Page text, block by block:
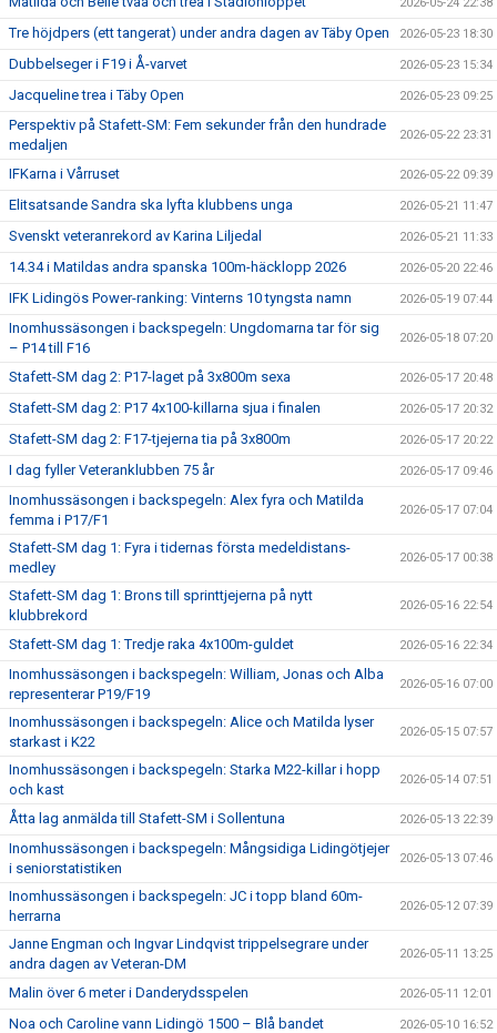
Tre höjdpers (ett tangerat) under andra dagen av Täby Open 2026-05-23 18:30
Dubbelseger i F19 i Å-varvet 2026-05-23 15:34
Jacqueline trea i Täby Open 2026-05-23 09:25
Perspektiv på Stafett-SM: Fem sekunder från den hundrade
medaljen
2026-05-22 23:31
IFKarna i Vårruset 2026-05-22 09:39
Elitsatsande Sandra ska lyfta klubbens unga 2026-05-21 11:47
Svenskt veteranrekord av Karina Liljedal 2026-05-21 11:33
14.34 i Matildas andra spanska 100m-häcklopp 2026 2026-05-20 22:46
IFK Lidingös Power-ranking: Vinterns 10 tyngsta namn 2026-05-19 07:44
Inomhussäsongen i backspegeln: Ungdomarna tar för sig
– P14 till F16
2026-05-18 07:20
Stafett-SM dag 2: P17-laget på 3x800m sexa 2026-05-17 20:48
Stafett-SM dag 2: P17 4x100-killarna sjua i finalen 2026-05-17 20:32
Stafett-SM dag 2: F17-tjejerna tia på 3x800m 2026-05-17 20:22
I dag fyller Veteranklubben 75 år 2026-05-17 09:46
Inomhussäsongen i backspegeln: Alex fyra och Matilda
femma i P17/F1
2026-05-17 07:04
Stafett-SM dag 1: Fyra i tidernas första medeldistans-
medley
2026-05-17 00:38
Stafett-SM dag 1: Brons till sprinttjejerna på nytt
klubbrekord
2026-05-16 22:54
Stafett-SM dag 1: Tredje raka 4x100m-guldet 2026-05-16 22:34
Inomhussäsongen i backspegeln: William, Jonas och Alba
representerar P19/F19
2026-05-16 07:00
Inomhussäsongen i backspegeln: Alice och Matilda lyser
starkast i K22
2026-05-15 07:57
Inomhussäsongen i backspegeln: Starka M22-killar i hopp
och kast
2026-05-14 07:51
Åtta lag anmälda till Stafett-SM i Sollentuna 2026-05-13 22:39
Inomhussäsongen i backspegeln: Mångsidiga Lidingötjejer
i seniorstatistiken
2026-05-13 07:46
Inomhussäsongen i backspegeln: JC i topp bland 60m-
herrarna
2026-05-12 07:39
Janne Engman och Ingvar Lindqvist trippelsegrare under
andra dagen av Veteran-DM
2026-05-11 13:25
Malin över 6 meter i Danderydsspelen 2026-05-11 12:01
Noa och Caroline vann Lidingö 1500 – Blå bandet 2026-05-10 16:52